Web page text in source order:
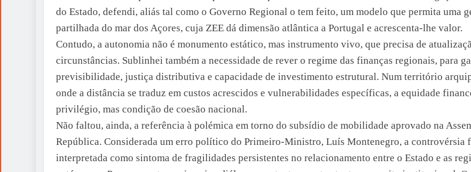
do Estado, defendi, aliás tal como o Governo Regional o tem feito, um modelo que permita uma
partilhada do mar dos Açores, cuja ZEE dá dimensão atlântica a Portugal e acrescenta-lhe valor.
Contudo, a autonomia não é monumento estático, mas instrumento vivo, que precisa de
circunstâncias. Sublinhei também a necessidade de rever o regime das finanças regionais, para
previsibilidade, justiça distributiva e capacidade de investimento estrutural. Num território
onde a distância se traduz em custos acrescidos e vulnerabilidades específicas, a equidade
privilégio, mas condição de coesão nacional.
Não faltou, ainda, a referência à polémica em torno do subsídio de mobilidade aprovado na
República. Considerada um erro político do Primeiro-Ministro, Luís Montenegro, a controvérsia
interpretada como sintoma de fragilidades persistentes no relacionamento entre o Estado e as